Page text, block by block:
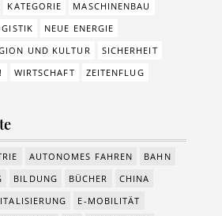
KATEGORIE
MASCHINENBAU
NEUE ENERGIE
UND KULTUR
SICHERHEIT
WIRTSCHAFT ZEITENFLUG
AUTONOMES FAHREN
BAHN
BILDUNG BÜCHER
CHINA
E-MOBILITÄT